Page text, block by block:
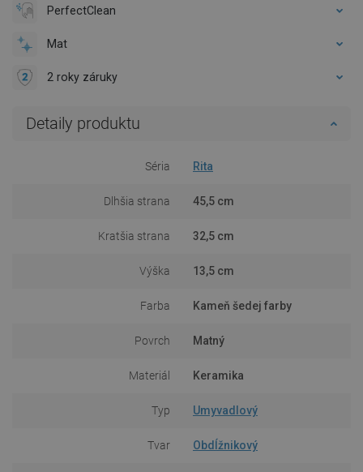
PerfectClean
Mat
2 roky záruky
Detaily produktu
Séria Rita
Dlhšia strana 45,5 cm
Kratšia strana 32,5 cm
Výška 13,5 cm
Farba Kameň šedej farby
Povrch Matný
Materiál Keramika
Typ Umyvadlový
Tvar Obdĺžnikový